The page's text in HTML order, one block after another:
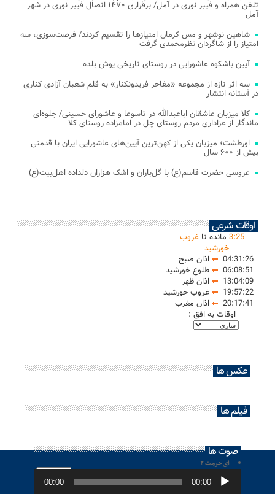
تلفن همراه و فیبر نوری در آمل/ برقراری ۱۴۷۰ اتصال فیبر نوری در شهر
آمل
شاهین نوشهر و مس کرمان امتیازها را تقسیم کردند/ فرصت‌سوزی، سه
امتیاز را از شاگردان نظرمحمدی گرفت
آیین باشکوه عاشورایی در روستای تاریخی یوش بلده
سه اثر تازه از مجموعه «مفاخر فریدونکنار» به قلم شعبان آزادی کناری
در آستانه انتشار
کلا میزبان عاشقان اباعبدالله در تاسوعا و عاشورای حسینی/ جلوه‌ای
ماندگار از عزاداری مردم روستای چل در امامزاده روستای کلا
اورطشت؛ میزبان یکی از کهن‌ترین آیین‌های عاشورایی ایران با قدمتی
بیش از ۶۰۰ سال
عروسی حضرت قاسم(ع) با گل‌باران و اشک هزاران دلداده اهل‌بیت(ع)
اوقات شرعی
3:25 مانده تاغروب
خورشید
04:31:26
اذان صبح
06:08:51
طلوع خورشید
13:04:09
اذان ظهر
19:57:22
غروب خورشید
20:17:41
اذان مغرب
اوقات به افق :
عکس ها
فیلم ها
صوت ها
ای حرمت ۲
پخش‌کننده
صوت 00:00
00:00